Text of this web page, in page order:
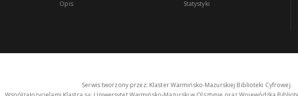
Opis
Statystyki
Serwis tworzony przez: Klaster Warmińsko-Mazurskiej Biblioteki Cyfrowej.